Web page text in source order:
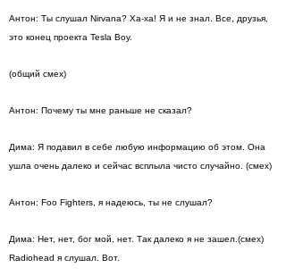
Антон: Ты слушал Nirvana? Ха-ха! Я и не знал. Все, друзья,
это конец проекта Tesla Boy.
(общий смех)
Антон: Почему ты мне раньше не сказал?
Дима: Я подавил в себе любую информацию об этом. Она
ушла очень далеко и сейчас всплыла чисто случайно. (смех)
Антон: Foo Fighters, я надеюсь, ты не слушал?
Дима: Нет, нет, бог мой, нет. Так далеко я не зашел.(смех)
Radiohead я слушал. Вот.